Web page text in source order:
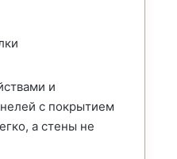
и
с покрытием
а стены не